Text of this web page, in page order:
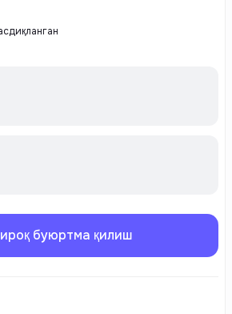
буюртма қилиш